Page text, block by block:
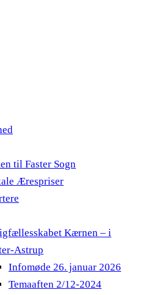
til Faster Sogn
Ærespriser
Kærnen – i
Astrup
Infomøde 26. januar 2026
Temaaften 2/12-2024